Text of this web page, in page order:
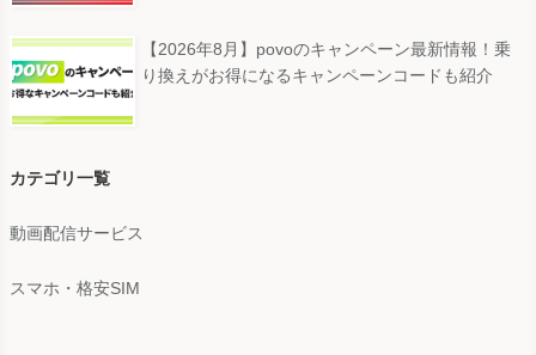
【2026年8月】povoのキャンペーン最新情報！乗
り換えがお得になるキャンペーンコードも紹介
カテゴリ一覧
動画配信サービス
スマホ・格安SIM